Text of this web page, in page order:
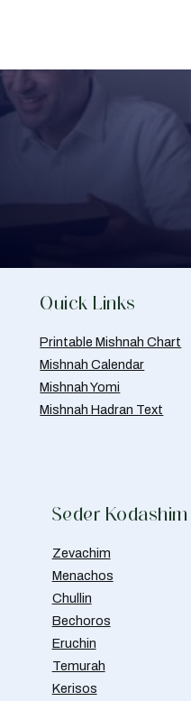
Quick Links
Printable Mishnah Chart
Mishnah Calendar
Mishnah Yomi
Mishnah Hadran Text
Seder Kodashim
Zevachim
Menachos
Chullin
Bechoros
Eruchin
Temurah
Kerisos